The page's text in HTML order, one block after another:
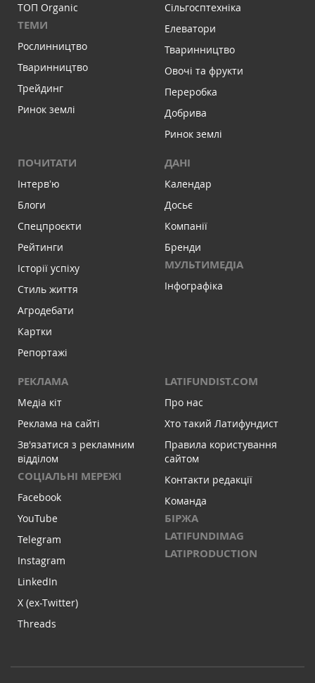
ТОП Organic
ТЕМИ
Рослинництво
Тваринництво
Трейдинг
Ринок землі
Сільгосптехніка
Елеватори
Тваринництво
Овочі та фрукти
Переробка
Добрива
Ринок землі
ПОЧИТАТИ
Інтервʼю
Блоги
Спецпроєкти
Рейтинги
Історії успіху
Стиль життя
Агродебати
Картки
Репортажі
ДАНІ
Календар
Досьє
Компанії
Бренди
МУЛЬТИМЕДІА
Інфографіка
РЕКЛАМА
Медіа кіт
Реклама на сайті
Зв'язатися з рекламним
відділом
СОЦІАЛЬНІ МЕРЕЖІ
Facebook
YouTube
Telegram
Instagram
LinkedIn
X (ex-Twitter)
Threads
LATIFUNDIST.COM
Про нас
Хто такий Латифундист
Правила користування
сайтом
Контакти редакції
Команда
БІРЖА
LATIFUNDIMAG
LATIPRODUCTION